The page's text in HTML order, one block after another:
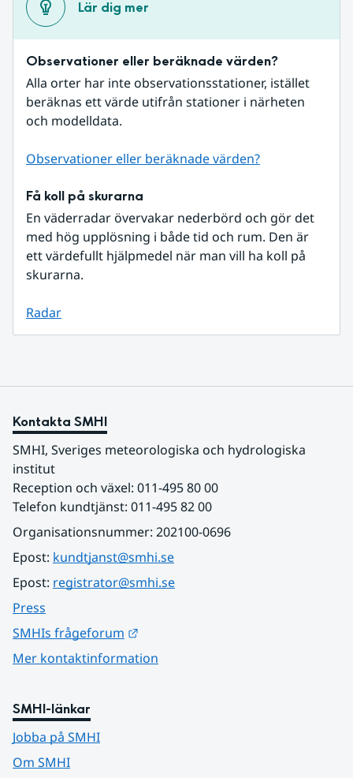
Lär dig mer
Observationer eller beräknade värden?
Alla orter har inte observationsstationer, istället
beräknas ett värde utifrån stationer i närheten
och modelldata.
Observationer eller beräknade värden?
Få koll på skurarna
En väderradar övervakar nederbörd och gör det
med hög upplösning i både tid och rum. Den är
ett värdefullt hjälpmedel när man vill ha koll på
skurarna.
Radar
Kontakta SMHI
SMHI, Sveriges meteorologiska och hydrologiska
institut
Reception och växel: 011-495 80 00
Telefon kundtjänst: 011-495 82 00
Organisationsnummer: 202100-0696
Epost: kundtjanst@smhi.se
Epost: registrator@smhi.se
Press
SMHIs frågeforum
Mer kontaktinformation
SMHI-länkar
Jobba på SMHI
Om SMHI